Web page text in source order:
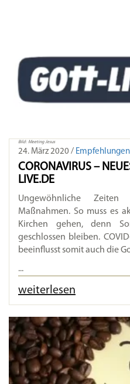
Bild: Meeting Jesus
24. März 2020 / Empfehlungen
CORONAVIRUS –
LIVE.DE
Ungewöhnliche Zeiten
Maßnahmen. So muss es
Kirchen gehen, denn
geschlossen bleiben.
beeinflusst somit auch die
...
weiterlesen